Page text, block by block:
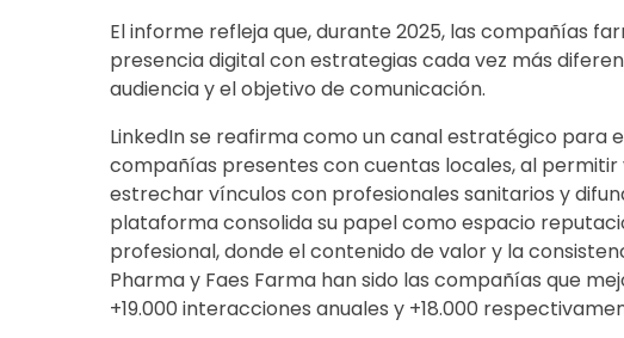
El informe refleja que, durante 2025, las compañías
presencia digital con estrategias cada vez más
audiencia y el objetivo de comunicación.
LinkedIn se reafirma como un canal estratégico para
compañías presentes con cuentas locales, al permitir
estrechar vínculos con profesionales sanitarios y
plataforma consolida su papel como espacio
profesional, donde el contenido de valor y la
Pharma y Faes Farma han sido las compañías que
+19.000 interacciones anuales y +18.000